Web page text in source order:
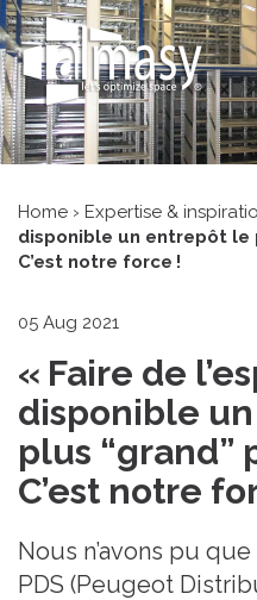
Home › Expertise &
disponible un entrepôt le
C’est notre force !
05 Aug 2021
« Faire de
disponible
plus “grand”
C’est notre
Nous n’avons pu
PDS (Peugeot